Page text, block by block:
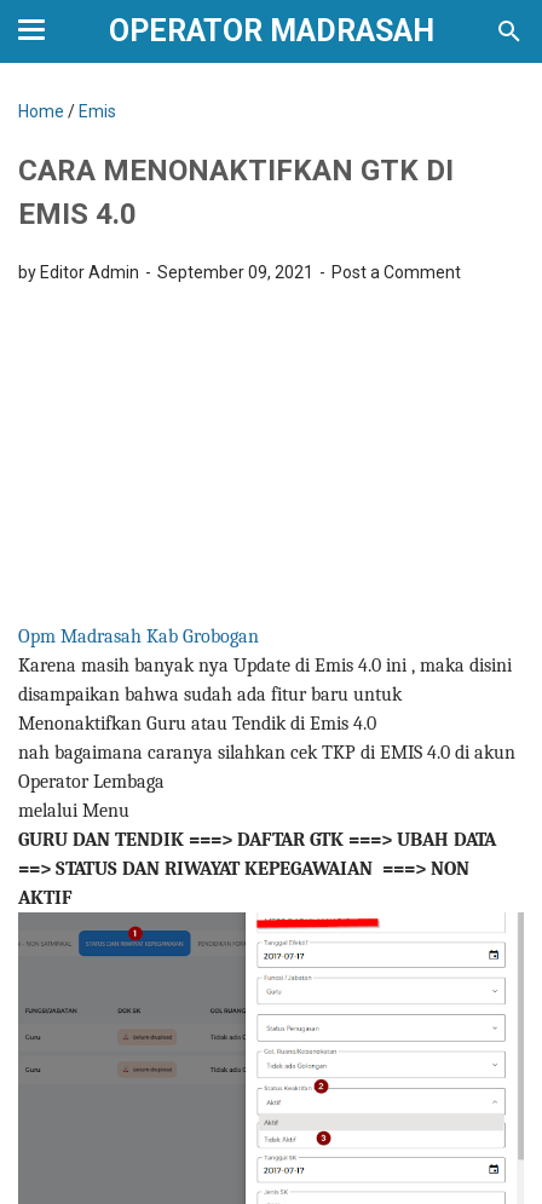
OPERATOR MADRASAH
Home / Emis
CARA MENONAKTIFKAN GTK DI
EMIS 4.0
by Editor Admin September 09, 2021 Post a Comment
Opm Madrasah Kab Grobogan
Karena masih banyak nya Update di Emis 4.0 ini , maka disini
disampaikan bahwa sudah ada fitur baru untuk
Menonaktifkan Guru atau Tendik di Emis 4.0
nah bagaimana caranya silahkan cek TKP di EMIS 4.0 di akun
Operator Lembaga
melalui Menu
GURU DAN TENDIK ===> DAFTAR GTK ===> UBAH DATA
==> STATUS DAN RIWAYAT KEPEGAWAIAN ===> NON
AKTIF